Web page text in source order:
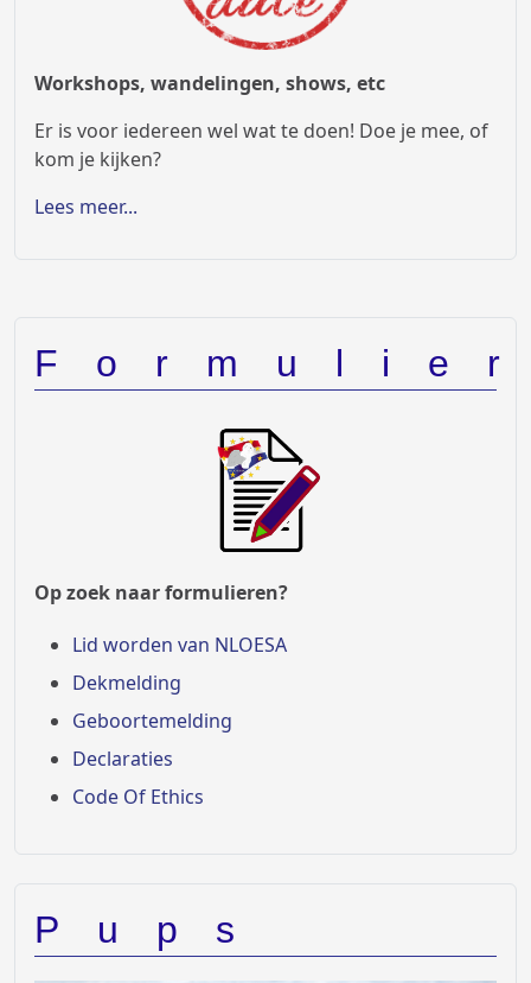
Workshops, wandelingen, shows, etc
Er is voor iedereen wel wat te doen! Doe je mee, of
kom je kijken?
Lees meer...
Op zoek naar formulieren?
Lid worden van NLOESA
Dekmelding
Geboortemelding
Declaraties
Code Of Ethics
Pups